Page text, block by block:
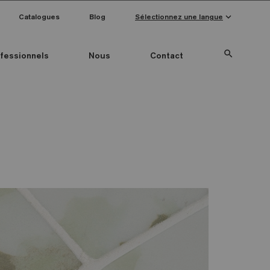
Nous Contact search
Catalogues Blog Sélectionnez une langue keyboard_arrow_down